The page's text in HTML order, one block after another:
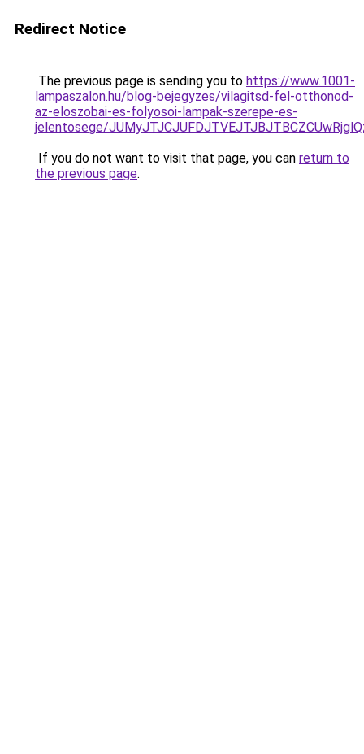
Redirect Notice
The previous page is sending you to https://www.1001-
lampaszalon.hu/blog-bejegyzes/vilagitsd-fel-otthonod-
az-eloszobai-es-folyosoi-lampak-szerepe-es-
jelentosege/
If you do not want to visit that page, you can return to
the previous page.